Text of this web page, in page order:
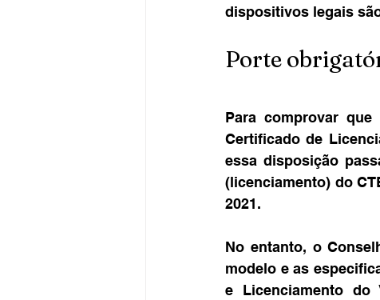
dispositivos legais
Porte
Para comprovar
Certificado de
essa disposição
(licenciamento) do
2021.
No entanto, o
modelo e as
e Licenciamento do